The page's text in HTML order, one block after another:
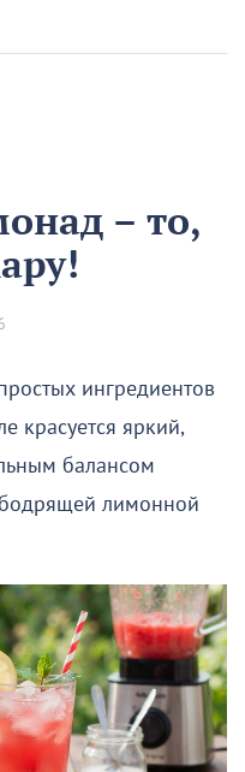
– то,
ингредиентов
красуется яркий,
балансом
лимонной